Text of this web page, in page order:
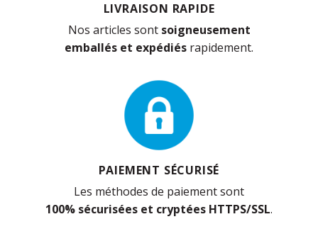
LIVRAISON RAPIDE
Nos articles sont soigneusement
emballés et expédiés rapidement.
PAIEMENT SÉCURISÉ
Les méthodes de paiement sont
100% sécurisées et cryptées HTTPS/SSL.